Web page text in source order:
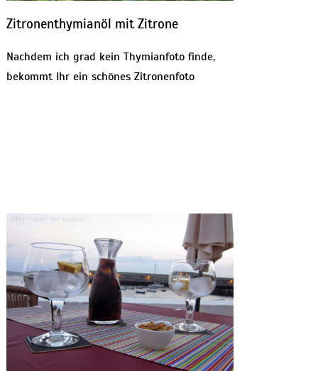
Zitronenthymianöl mit Zitrone
Nachdem ich grad kein Thymianfoto finde,
bekommt Ihr ein schönes Zitronenfoto